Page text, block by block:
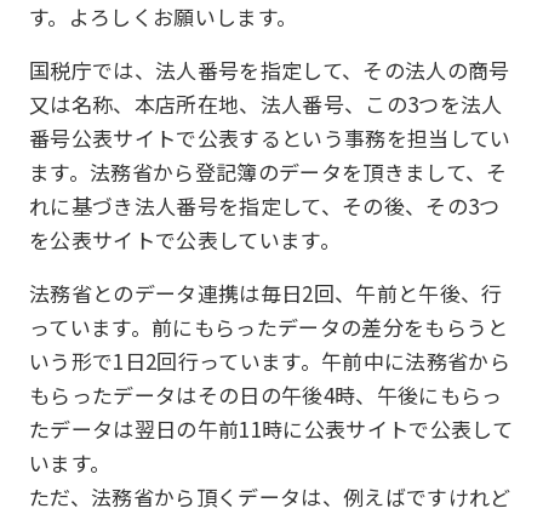
す。よろしくお願いします。
国税庁では、法人番号を指定して、その法人の商号
又は名称、本店所在地、法人番号、この3つを法人
番号公表サイトで公表するという事務を担当してい
ます。法務省から登記簿のデータを頂きまして、そ
れに基づき法人番号を指定して、その後、その3つ
を公表サイトで公表しています。
法務省とのデータ連携は毎日2回、午前と午後、行
っています。前にもらったデータの差分をもらうと
いう形で1日2回行っています。午前中に法務省から
もらったデータはその日の午後4時、午後にもらっ
たデータは翌日の午前11時に公表サイトで公表して
います。
ただ、法務省から頂くデータは、例えばですけれど